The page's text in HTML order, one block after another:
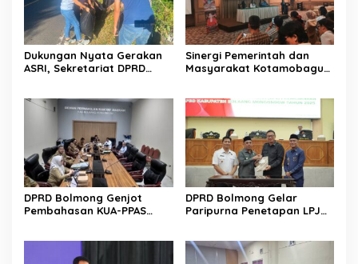
Dukungan Nyata Gerakan
ASRI, Sekretariat DPRD
Sinergi Pemerintah dan
Masyarakat Kotamobagu
DPRD Bolmong Genjot
Pembahasan KUA-PPAS
DPRD Bolmong Gelar
Paripurna Penetapan LPJ